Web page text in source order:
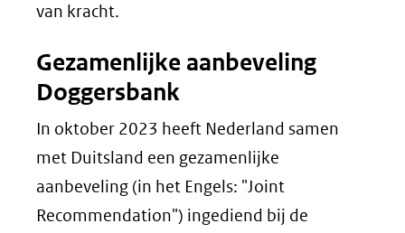
van kracht.
Gezamenlijke aanbeveling
Doggersbank
In oktober 2023 heeft Nederland samen
met Duitsland een gezamenlijke
aanbeveling (in het Engels: "Joint
Recommendation") ingediend bij de